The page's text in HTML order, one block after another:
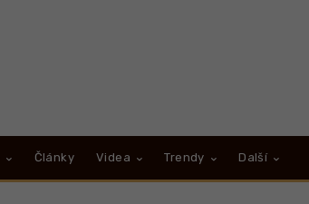
Články Videa Trendy Další